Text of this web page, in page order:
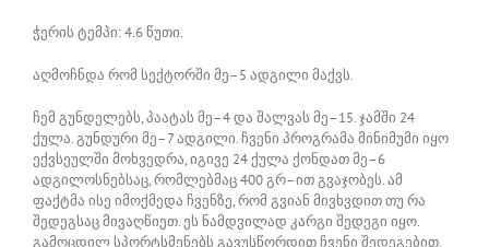
ჭერის ტემპი: 4.6 წუთი.
აღმოჩნდა რომ სექტორში მე–5 ადგილი მაქვს.
ჩემ გუნდელებს, პაატას მე–4 და შალვას მე–15. ჯამში 24
ქულა. გუნდური მე–7 ადგილი. ჩვენი პროგრამა მინიმუმი იყო
ექვსეულში მოხვედრა, იგივე 24 ქულა ქონდათ მე–6
ადგილოსნებსაც, რომლებმაც 400 გრ–ით გვაჯობეს. ამ
ფაქტმა ისე იმოქმედა ჩვენზე, რომ გვიან მივხვდით თუ რა
შედეგსაც მივაღწიეთ. ეს ნამდვილად კარგი შედეგი იყო.
გამოცდილ სპორტსმენებს გავუსწორდით ჩვენი შედეგებით.